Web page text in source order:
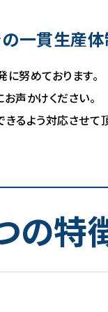
の一貫生産
努めております。
声かけください。
るよう対応させて
の特